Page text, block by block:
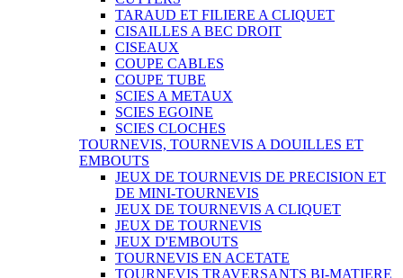
TARAUD ET FILIERE A CLIQUET
CISAILLES A BEC DROIT
CISEAUX
COUPE CABLES
COUPE TUBE
SCIES A METAUX
SCIES EGOINE
SCIES CLOCHES
TOURNEVIS, TOURNEVIS A DOUILLES ET
EMBOUTS
JEUX DE TOURNEVIS DE PRECISION ET
DE MINI-TOURNEVIS
JEUX DE TOURNEVIS A CLIQUET
JEUX DE TOURNEVIS
JEUX D'EMBOUTS
TOURNEVIS EN ACETATE
TOURNEVIS TRAVERSANTS BI-MATIERE